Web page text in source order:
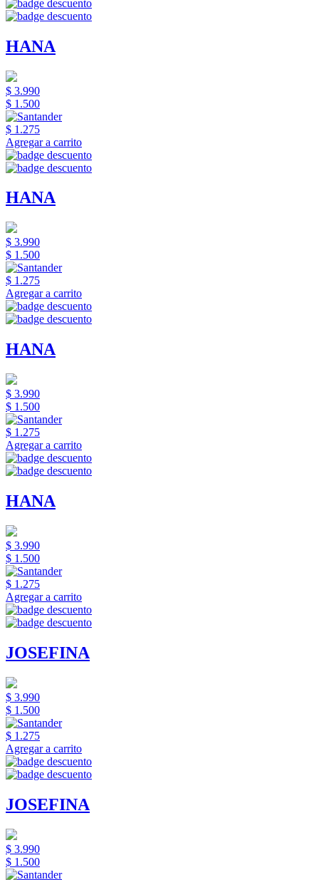
HANA
$ 3.990
$ 1.500
$ 1.275
Agregar a carrito
HANA
$ 3.990
$ 1.500
$ 1.275
Agregar a carrito
HANA
$ 3.990
$ 1.500
$ 1.275
Agregar a carrito
HANA
$ 3.990
$ 1.500
$ 1.275
Agregar a carrito
JOSEFINA
$ 3.990
$ 1.500
$ 1.275
Agregar a carrito
JOSEFINA
$ 3.990
$ 1.500